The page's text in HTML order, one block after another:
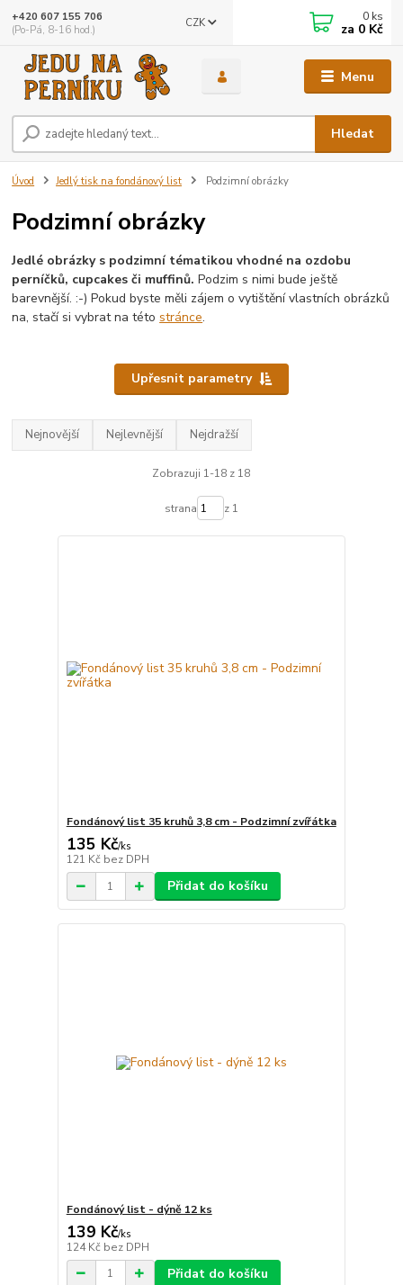
Menu
CZK
Hledat
+420 607 155 706
(Po-Pá, 8-16 hod.)
0 ks
za 0 Kč
Úvod Jedlý tisk na fondánový list Podzimní obrázky
Podzimní obrázky
Jedlé obrázky s podzimní tématikou vhodné na ozdobu
perníčků, cupcakes či muffinů. Podzim s nimi bude ještě
barevnější. :-) Pokud byste měli zájem o vytištění vlastních obrázků
na, stačí si vybrat na tétostránce.
Upřesnit parametry
Nejnovější Nejlevnější Nejdražší
Zobrazuji 1-18 z 18
strana z 1
Fondánový list 35 kruhů 3,8 cm - Podzimní zvířátka
135 Kč/ks
121 Kč bez DPH
Přidat do košíku
Fondánový list - dýně 12 ks
139 Kč/ks
124 Kč bez DPH
Přidat do košíku